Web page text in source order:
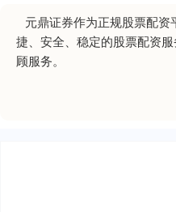
元鼎证券作为正规股票配
捷、安全、稳定的股票配资
顾服务。